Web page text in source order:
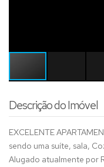
Descrição do Imóvel
EXCELENTE
sendo uma suíte, sala,
Alugado atualmente por